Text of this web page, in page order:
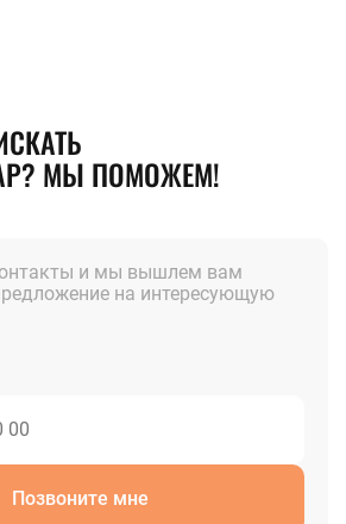
МЫ ПОМОЖЕМ!
и мы вышлем вам
на интересующую
Позвоните мне